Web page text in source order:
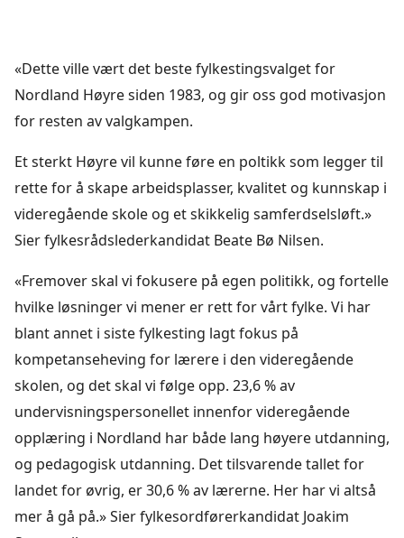
«Dette ville vært det beste fylkestingsvalget for
Nordland Høyre siden 1983, og gir oss god motivasjon
for resten av valgkampen.
Et sterkt Høyre vil kunne føre en poltikk som legger til
rette for å skape arbeidsplasser, kvalitet og kunnskap i
videregående skole og et skikkelig samferdselsløft.»
Sier fylkesrådslederkandidat Beate Bø Nilsen.
«Fremover skal vi fokusere på egen politikk, og fortelle
hvilke løsninger vi mener er rett for vårt fylke. Vi har
blant annet i siste fylkesting lagt fokus på
kompetanseheving for lærere i den videregående
skolen, og det skal vi følge opp. 23,6 % av
undervisningspersonellet innenfor videregående
opplæring i Nordland har både lang høyere utdanning,
og pedagogisk utdanning. Det tilsvarende tallet for
landet for øvrig, er 30,6 % av lærerne. Her har vi altså
mer å gå på.» Sier fylkesordførerkandidat Joakim